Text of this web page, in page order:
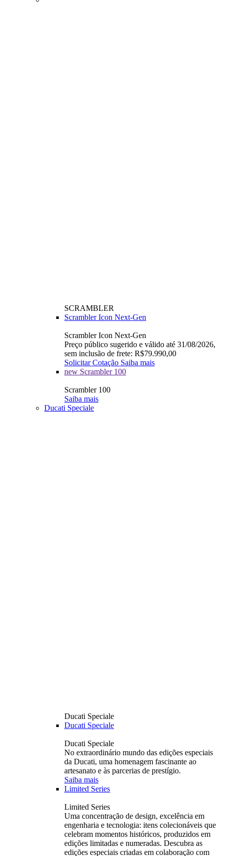
SCRAMBLER
Scrambler Icon Next-Gen
Scrambler Icon Next-Gen
Preço público sugerido e válido até 31/08/2026,
sem inclusão de frete: R$79.990,00
Solicitar Cotação Saiba mais
new Scrambler 100
Scrambler 100
Saiba mais
Ducati Speciale
Ducati Speciale
Ducati Speciale
Ducati Speciale
No extraordinário mundo das edições especiais
da Ducati, uma homenagem fascinante ao
artesanato e às parcerias de prestígio.
Saiba mais
Limited Series
Limited Series
Uma concentração de design, excelência em
engenharia e tecnologia: itens colecionáveis ​​que
celebram momentos históricos, produzidos em
edições limitadas e numeradas. Descubra as
edições especiais criadas em colaboração com